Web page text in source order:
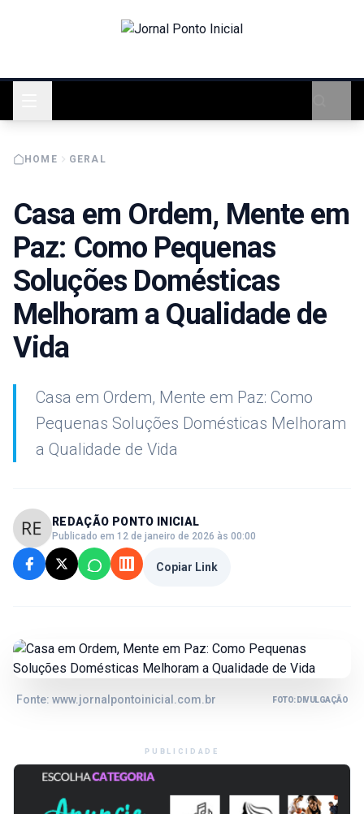
HOME GERAL
Casa em Ordem, Mente em
Paz: Como Pequenas
Soluções Domésticas
Melhoram a Qualidade de
Vida
Casa em Ordem, Mente em Paz: Como
Pequenas Soluções Domésticas Melhoram
a Qualidade de Vida
REDAÇÃO PONTO INICIAL
Publicado em 12 de janeiro de 2026 às 00:00
Copiar Link
Fonte: www.jornalpontoinicial.com.br FOTO: DIVULGAÇÃO
PUBLICIDADE